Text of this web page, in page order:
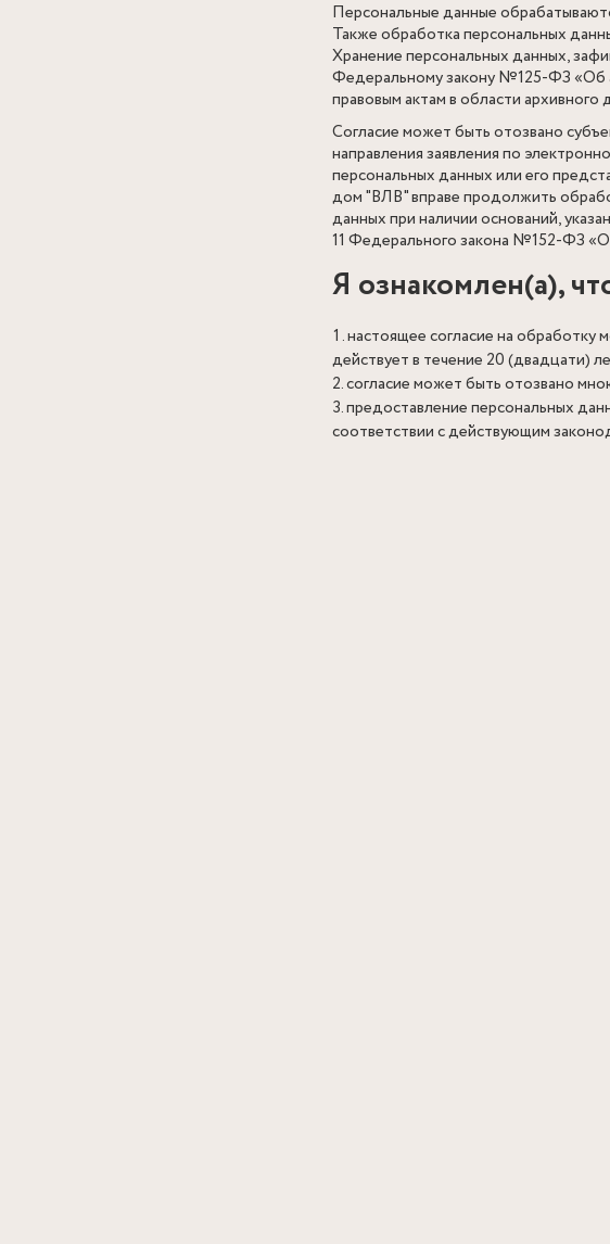
Персональные данные
Также обработка персональных
Хранение персональных данных,
Федеральному закону №125-ФЗ «Об
правовым актам в области архивного
Согласие может быть отозвано
направления заявления по
персональных данных или его
дом "ВЛВ" вправе продолжить
данных при наличии оснований,
11 Федерального закона №152-ФЗ «О
Я ознакомлен(а),
настоящее согласие на обработку
действует в течение 20 (двадцати)
согласие может быть отозвано
предоставление персональных
соответствии с действующим